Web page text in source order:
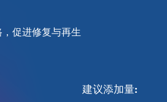
促进修复与再生
建议添加量: